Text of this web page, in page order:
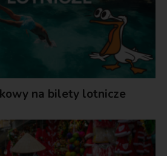
na bilety lotnicze